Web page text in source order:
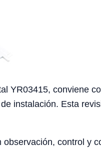
YR03415, conviene
instalación. Esta
control y